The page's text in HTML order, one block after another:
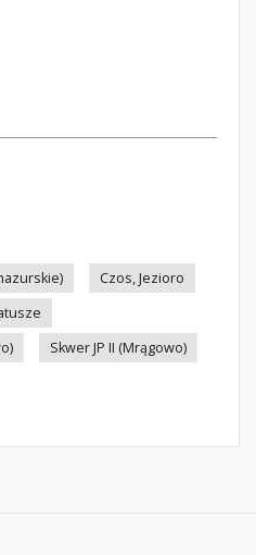
Czos, Jezioro
Skwer JP II (Mrągowo)